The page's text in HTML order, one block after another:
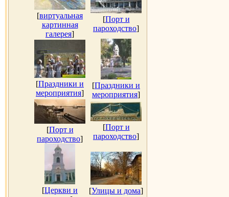
[виртуальная
картинная
галерея]
[Порт и
пароходство]
[Праздники и
мероприятия]
[Праздники и
мероприятия]
[Порт и
пароходство]
[Порт и
пароходство]
[Церкви и
[Улицы и дома]